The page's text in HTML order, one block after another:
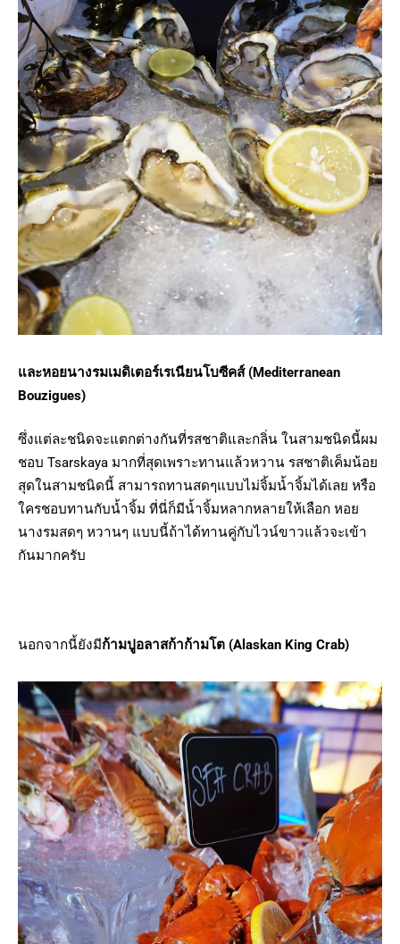
และหอยนางรมเมดิเตอร์เรเนียนโบซีคส์ (Mediterranean
Bouzigues)
ซึ่งแต่ละชนิดจะแตกต่างกันที่รสชาติและกลิ่น ในสามชนิดนี้ผม
ชอบ Tsarskaya มากที่สุดเพราะทานแล้วหวาน รสชาติเค็มน้อย
สุดในสามชนิดนี้ สามารถทานสดๆแบบไม่จิ้มน้ำจิ้มได้เลย หรือ
ใครชอบทานกับน้ำจิ้ม ที่นี่ก็มีน้ำจิ้มหลากหลายให้เลือก หอย
นางรมสดๆ หวานๆ แบบนี้ถ้าได้ทานคู่กับไวน์ขาวแล้วจะเข้า
กันมากครับ
นอกจากนี้ยังมีก้ามปูอลาสก้าก้ามโต (Alaskan King Crab)